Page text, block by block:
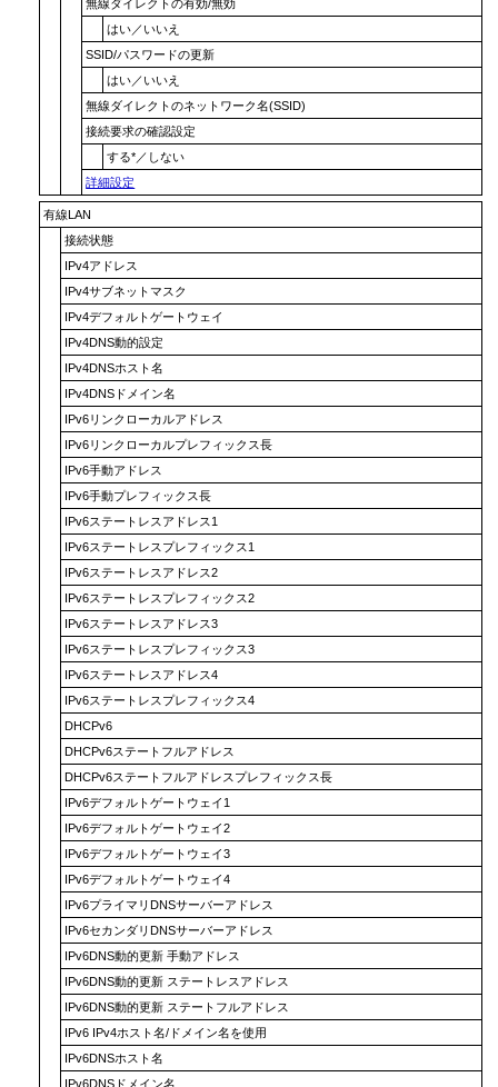
無線ダイレクトの有効/無効
はい ／いいえ
SSID/パスワードの更新
はい ／いいえ
無線ダイレクトのネットワーク名(SSID)
接続要求の確認設定
する*／ しない
詳細設定
有線LAN
接続状態
IPv4アドレス
IPv4サブネットマスク
IPv4デフォルトゲートウェイ
IPv4DNS動的設定
IPv4DNSホスト名
IPv4DNSドメイン名
IPv6リンクローカルアドレス
IPv6リンクローカルプレフィックス長
IPv6手動アドレス
IPv6手動プレフィックス長
IPv6ステートレスアドレス1
IPv6ステートレスプレフィックス1
IPv6ステートレスアドレス2
IPv6ステートレスプレフィックス2
IPv6ステートレスアドレス3
IPv6ステートレスプレフィックス3
IPv6ステートレスアドレス4
IPv6ステートレスプレフィックス4
DHCPv6
DHCPv6ステートフルアドレス
DHCPv6ステートフルアドレスプレフィックス長
IPv6デフォルトゲートウェイ1
IPv6デフォルトゲートウェイ2
IPv6デフォルトゲートウェイ3
IPv6デフォルトゲートウェイ4
IPv6プライマリDNSサーバーアドレス
IPv6セカンダリDNSサーバーアドレス
IPv6DNS動的更新 手動アドレス
IPv6DNS動的更新 ステートレスアドレス
IPv6DNS動的更新 ステートフルアドレス
IPv6 IPv4ホスト名/ドメイン名を使用
IPv6DNSホスト名
IPv6DNSドメイン名